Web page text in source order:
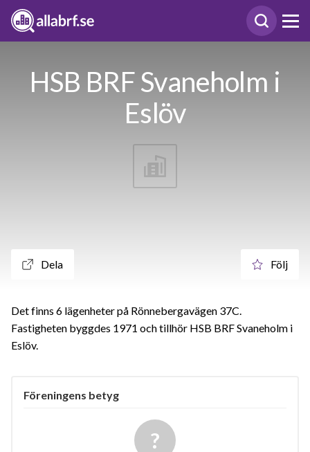
HSB BRF Svaneholm i
Eslöv
Dela Följ
Det finns 6 lägenheter på Rönnebergavägen 37C.
Fastigheten byggdes 1971 och tillhör HSB BRF Svaneholm i
Eslöv.
Föreningens betyg